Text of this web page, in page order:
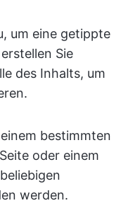
um eine getippte
Sie
des Inhalts, um
bestimmten
oder einem
werden.